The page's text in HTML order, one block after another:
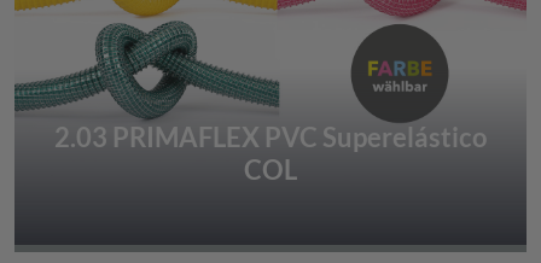
2.03 PRIMAFLEX PVC Superelástico
COL